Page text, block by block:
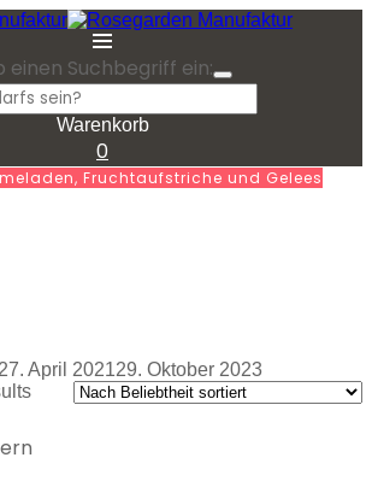
einen Suchbegriff ein:
Warenkorb
0
Fruchtaufstriche und Gelees
27. April 202129. Oktober 2023